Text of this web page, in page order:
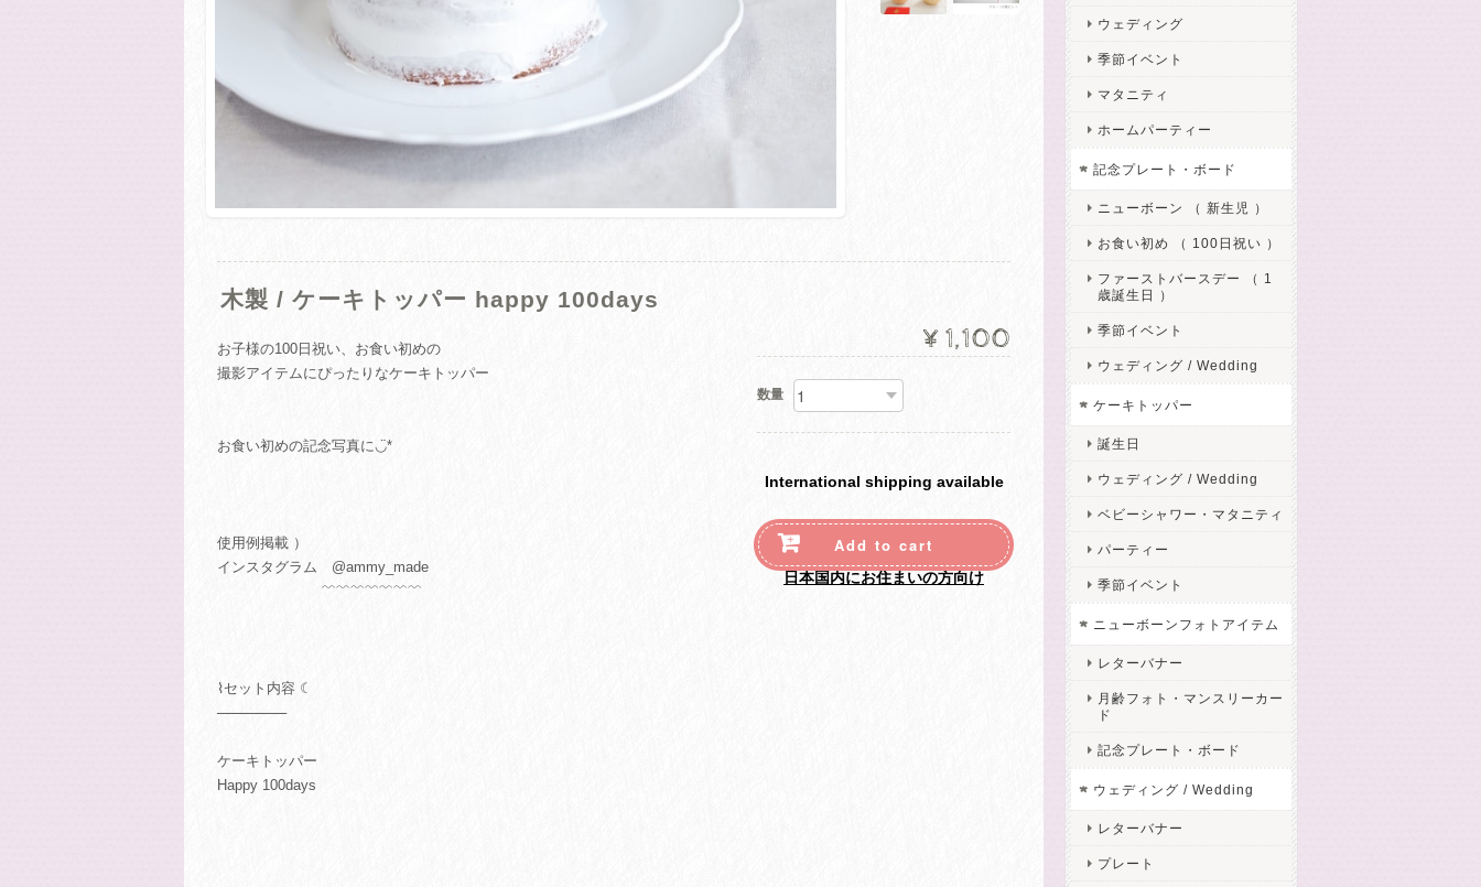
木製 / ケーキトッパー happy 100days
お子様の100日祝い、お食い初めの
撮影アイテムにぴったりなケーキトッパー
お食い初めの記念写真に◡̈*
使用例掲載 ）
インスタグラム @ammy_made
﹌﹌﹌﹌﹌﹌﹌
⌇セット内容 ☾
───────
ケーキトッパー
Happy 100days
¥1,100
数量
International shipping available
Add to cart
日本国内にお住まいの方向け
ウェディング
季節イベント
マタニティ
ホームパーティー
記念プレート・ボード
ニューボーン （ 新生児 ）
お食い初め （ 100日祝い ）
ファーストバースデー （ 1
歳誕生日 ）
季節イベント
ウェディング / Wedding
ケーキトッパー
誕生日
ウェディング / Wedding
ベビーシャワー・マタニティ
パーティー
季節イベント
ニューボーンフォトアイテム
レターバナー
月齢フォト・マンスリーカー
ド
記念プレート・ボード
ウェディング / Wedding
レターバナー
プレート